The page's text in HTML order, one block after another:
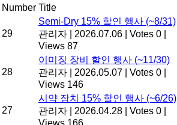
Number Title
29
Semi-Dry 15% 할인 행사 (~8/31)
관리자
2026.07.06 Votes 0
Views 87
28
이미징 장비 할인 행사 (~11/30)
관리자
2026.05.07 Votes 0
Views 146
27
시약 장치 15% 할인 행사 (~6/26)
관리자
2026.04.28 Votes 0
Views 166